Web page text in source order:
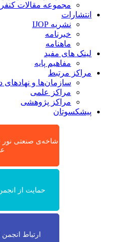
مجموعه مقالات
انتشارات
نشریه IJOP
خبرنامه
ماهنامه
لینک های مفید
مفاهیم پایه
مراکز مرتبط
سازمان‌ها و نهادهای
مراکز علمی
مراکز پژوهشی
پیشکسوتان
شاخه‌ی صنعتی نور
حمایت از انجمن
ارتباط انجمن